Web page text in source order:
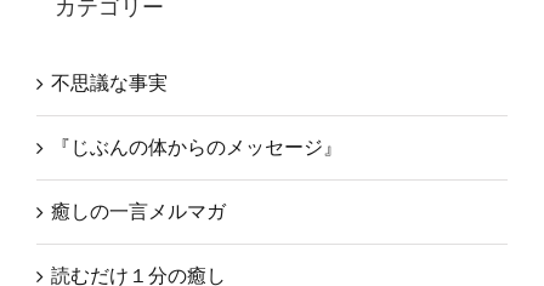
不思議な事実
『じぶんの体からのメッセージ』
癒しの一言メルマガ